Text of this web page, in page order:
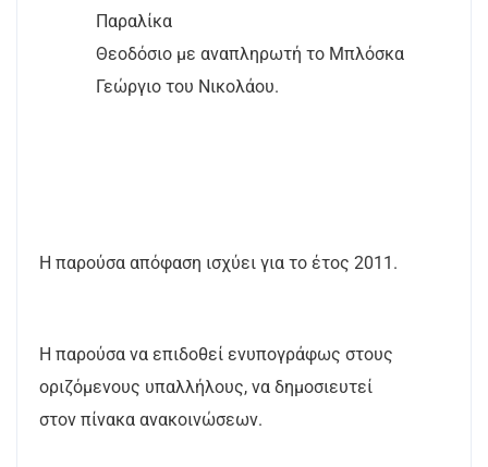
Παραλίκα
Θεοδόσιο με αναπληρωτή το Μπλόσκα
Γεώργιο του Νικολάου.
Η παρούσα απόφαση ισχύει για το έτος 2011.
Η παρούσα να επιδοθεί ενυπογράφως στους
οριζόμενους υπαλλήλους, να δημοσιευτεί
στον πίνακα ανακοινώσεων.